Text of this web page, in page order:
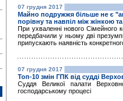
07 грудня 2017
Майно подружжя більше не є
порівну та навпіл між жінкою
При ухваленні нового Сімейного
передбачили у ньому дві
припускають наявність
07 грудня 2017
Топ-10 змін ГПК від судді
Суддя Великої палати
господарському процесі